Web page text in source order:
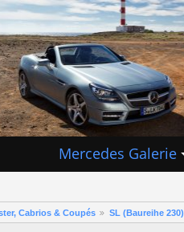
Mercedes Galerie
Cabrios & Coupés SL (Baureihe 230)